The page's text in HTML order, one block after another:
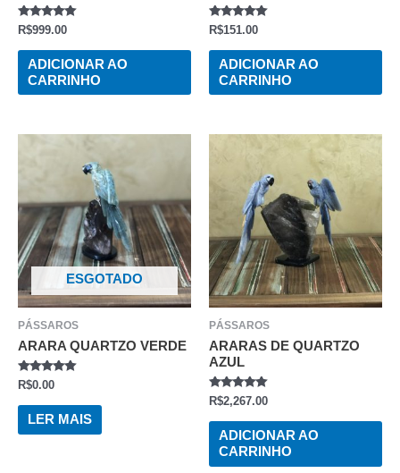
AVALIAÇÃO
DE
R$999.00
ADICIONAR AO
CARRINHO
AVALIAÇÃO
DE
R$151.00
ADICIONAR AO
CARRINHO
ESGOTADO
PÁSSAROS
ARARA QUARTZO VERDE
AVALIAÇÃO
DE
R$0.00
LER MAIS
PÁSSAROS
ARARAS DE QUARTZO
AZUL
AVALIAÇÃO
DE
R$2,267.00
ADICIONAR AO
CARRINHO